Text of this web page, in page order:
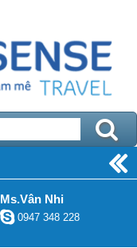
Ms.Vân Nhi
0947 348 228